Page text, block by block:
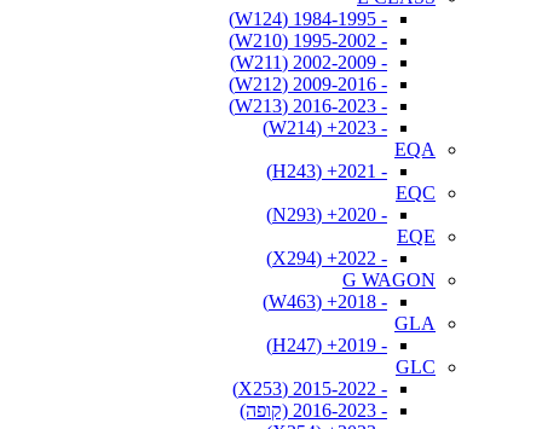
- 1984-1995 (W124)
- 1995-2002 (W210)
- 2002-2009 (W211)
- 2009-2016 (W212)
- 2016-2023 (W213)
- 2023+ (W214)
EQA
- 2021+ (H243)
EQC
- 2020+ (N293)
EQE
- 2022+ (X294)
G WAGON
- 2018+ (W463)
GLA
- 2019+ (H247)
GLC
- 2015-2022 (X253)
- 2016-2023 (קופה)